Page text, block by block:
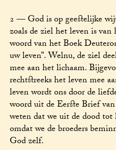
2 — God is op geestelijke
zoals de ziel het leven is
woord van het Boek
uw leven”. Welnu, de ziel
mee aan het lichaam.
rechtstreeks het leven mee
leven wordt ons door de
woord uit de Eerste Brief
weten dat we uit de dood
omdat we de broeders
God zelf.